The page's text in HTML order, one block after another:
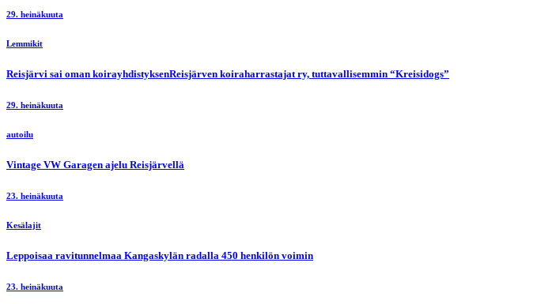
29. heinäkuuta
Lemmikit
Reisjärvi sai oman koirayhdistyksenReisjärven koiraharrastajat ry, tuttavallisemmin “Kreisidogs”
29. heinäkuuta
autoilu
Vintage VW Garagen ajelu Reisjärvellä
23. heinäkuuta
Kesälajit
Leppoisaa ravitunnelmaa Kangaskylän radalla 450 henkilön voimin
23. heinäkuuta